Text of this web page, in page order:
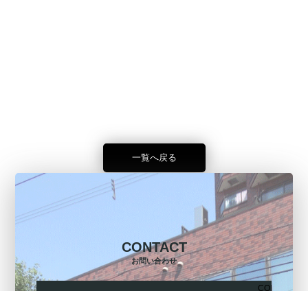
一覧へ戻る
CONTACT
お問い合わせ
CONTACT